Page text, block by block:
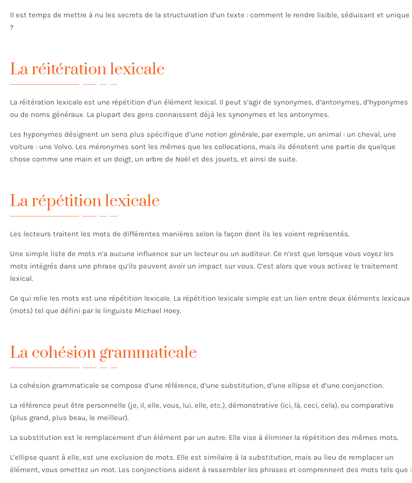
Il est temps de mettre à nu les secrets de la structuration d’un texte : comment le rendre lisible, séduisant et unique
?
La réitération lexicale
La réitération lexicale est une répétition d’un élément lexical. Il peut s’agir de synonymes, d’antonymes, d’hyponymes
ou de noms généraux. La plupart des gens connaissent déjà les synonymes et les antonymes.
Les hyponymes désignent un sens plus spécifique d’une notion générale, par exemple, un animal : un cheval, une
voiture : une Volvo. Les méronymes sont les mêmes que les collocations, mais ils dénotent une partie de quelque
chose comme une main et un doigt, un arbre de Noël et des jouets, et ainsi de suite.
La répétition lexicale
Les lecteurs traitent les mots de différentes manières selon la façon dont ils les voient représentés.
Une simple liste de mots n’a aucune influence sur un lecteur ou un auditeur. Ce n’est que lorsque vous voyez les
mots intégrés dans une phrase qu’ils peuvent avoir un impact sur vous. C’est alors que vous activez le traitement
lexical.
Ce qui relie les mots est une répétition lexicale. La répétition lexicale simple est un lien entre deux éléments lexicaux
(mots) tel que défini par le linguiste Michael Hoey.
La cohésion grammaticale
La cohésion grammaticale se compose d’une référence, d’une substitution, d’une ellipse et d’une conjonction.
La référence peut être personnelle (je, il, elle, vous, lui, elle, etc.), démonstrative (ici, là, ceci, cela), ou comparative
(plus grand, plus beau, le meilleur).
La substitution est le remplacement d’un élément par un autre. Elle vise à éliminer la répétition des mêmes mots.
L’ellipse quant à elle, est une exclusion de mots. Elle est similaire à la substitution, mais au lieu de remplacer un
élément, vous omettez un mot. Les conjonctions aident à rassembler les phrases et comprennent des mots tels que :